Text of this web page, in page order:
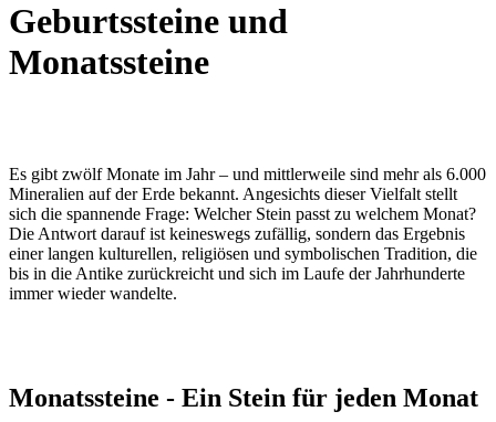
Geburtssteine und
Monatssteine
Es gibt zwölf Monate im Jahr – und mittlerweile sind mehr als 6.000
Mineralien auf der Erde bekannt. Angesichts dieser Vielfalt stellt
sich die spannende Frage: Welcher Stein passt zu welchem Monat?
Die Antwort darauf ist keineswegs zufällig, sondern das Ergebnis
einer langen kulturellen, religiösen und symbolischen Tradition, die
bis in die Antike zurückreicht und sich im Laufe der Jahrhunderte
immer wieder wandelte.
Monatssteine - Ein Stein für jeden Monat